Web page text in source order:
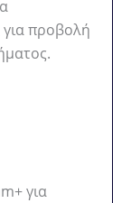
προβολή
για